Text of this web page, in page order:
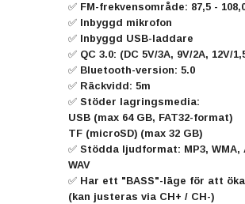
✅ FM-frekvensområde: 87,5 -
✅ Inbyggd mikrofon
✅ Inbyggd USB-laddare
✅ QC 3.0: (DC 5V/3A, 9V/2A, 12V/
✅ Bluetooth-version: 5.0
✅ Räckvidd: 5m
✅ Stöder lagringsmedia:
USB (max 64 GB, FAT32-format)
TF (microSD) (max 32 GB)
✅ Stödda ljudformat: MP3, WMA,
WAV
✅ Har ett "BASS"-läge för att
(kan justeras via CH+ / CH-)